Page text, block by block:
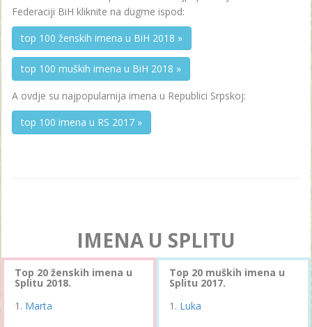
Federaciji BiH kliknite na dugme ispod:
top 100 ženskih imena u BiH 2018 »
top 100 muških imena u BiH 2018 »
A ovdje su najpopularnija imena u Republici Srpskoj:
top 100 imena u RS 2017 »
IMENA U SPLITU
Top 20 ženskih imena u
Splitu 2018.
Marta
Top 20 muških imena u
Splitu 2017.
Luka